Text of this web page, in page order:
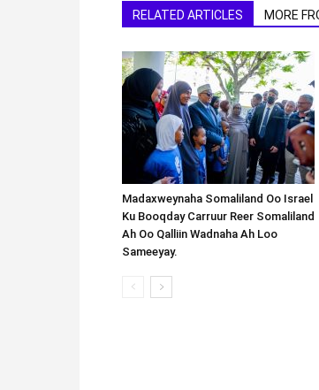
RELATED ARTICLES MORE
Madaxweynaha Somaliland Oo Israel
Ku Booqday Carruur Reer Somaliland
Ah Oo Qalliin Wadnaha Ah Loo
Sameeyay.